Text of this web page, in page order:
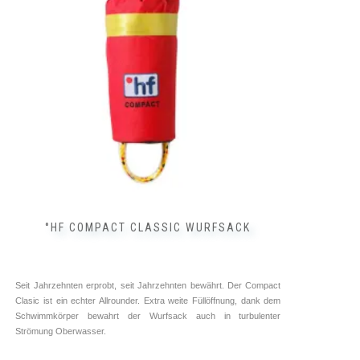
°HF COMPACT CLASSIC WURFSACK
Seit Jahrzehnten erprobt, seit Jahrzehnten bewährt. Der Compact
Clasic ist ein echter Allrounder. Extra weite Füllöffnung, dank dem
Schwimmkörper bewahrt der Wurfsack auch in turbulenter
Strömung Oberwasser.